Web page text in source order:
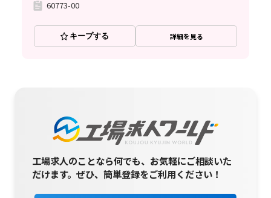
60773-00
キープする 詳細を見る
工場求人のことなら何でも、お気軽にご相談いた
だけます。ぜひ、簡単登録をご利用ください！